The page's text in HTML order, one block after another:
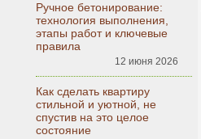
Ручное бетонирование:
технология выполнения,
этапы работ и ключевые
правила
12 июня 2026
Как сделать квартиру
стильной и уютной, не
спустив на это целое
состояние